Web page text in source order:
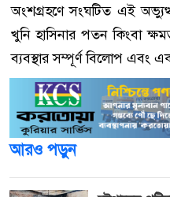
অংশগ্রহণে সংঘটিত এই
খুনি হাসিনার পতন কিংবা
ব্যবস্থার সম্পূর্ণ বিলোপ এবং
আরও পড়ুন